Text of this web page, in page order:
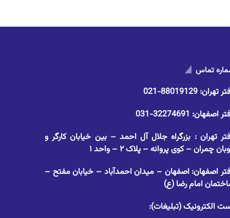
تماس
تهران: 88019129-021
اصفهان: 32274691-031
تهران : بزرگراه جلال آل احمد – بین خیابان کارگر و
چمران – کوی پروانه – پلاک ۲ – واحد ۱
اصفهان: اصفهان – میدان احمدآباد – خیابان مفتح –
امام رضا (ع)
الکترونیک (تبلیغات):